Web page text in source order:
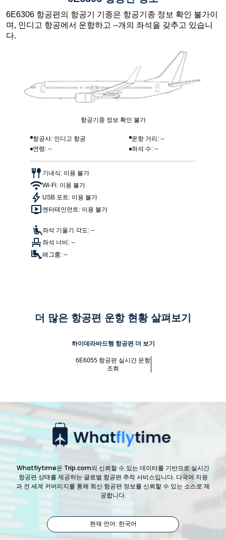
6E6306 항공편의 항공기 기종은 항공기종 정보 확인 불가이
며, 인디고 항공에서 운항하고 --개의 좌석을 갖추고 있습니
다.
항공기종 정보 확인 불가
항공사: 인디고 항공
운항 거리: --
연령: --
좌석 수: --
기내식: 이용 불가
Wi-Fi: 이용 불가
USB 포트: 이용 불가
엔터테인먼트: 이용 불가
좌석 기울기 각도: --
좌석 너비: --
레그룸: --
더 많은 항공편 운항 현황 살펴보기
하이데라바드행 항공편 더 보기
6E6055 항공편 실시간 운항
조회
Whatflytime은 Trip.com의 신뢰할 수 있는 데이터를 기반으로 실시간
항공편 상태를 제공하는 글로벌 항공편 추적 서비스입니다. 다국어 지원
과 전 세계 커버리지를 통해 최신 항공편 정보를 신뢰할 수 있는 소스로 제
공합니다.
현재 언어: 한국어